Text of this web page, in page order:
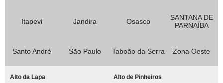
Itapevi Jandira Osasco
SANTANA DE
PARNAÍBA
Santo André São Paulo Taboão da Serra Zona Oeste
Alto da Lapa Alto de Pinheiros